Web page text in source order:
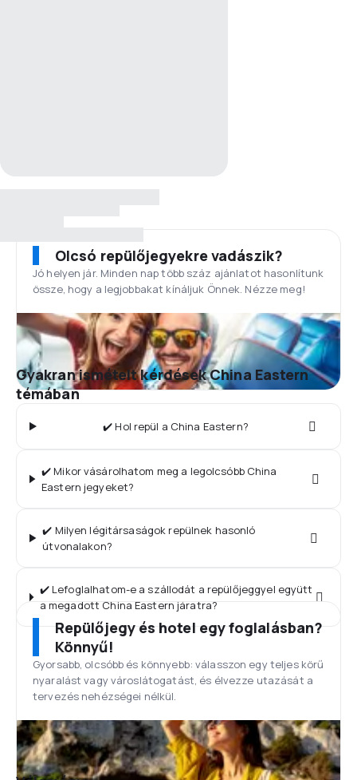
Olcsó repülőjegyekre vadászik?
Jó helyen jár. Minden nap több száz ajánlatot hasonlítunk
össze, hogy a legjobbakat kínáljuk Önnek. Nézze meg!
Gyakran ismételt kérdések China Eastern
témában
✔️ Hol repül a China Eastern?
✔️ Mikor vásárolhatom meg a legolcsóbb China
Eastern jegyeket?
✔️ Milyen légitársaságok repülnek hasonló
útvonalakon?
✔️ Lefoglalhatom-e a szállodát a repülőjeggyel együtt
a megadott China Eastern járatra?
Repülőjegy és hotel egy foglalásban?
Könnyű!
Gyorsabb, olcsóbb és könnyebb: válasszon egy teljes körű
nyaralást vagy városlátogatást, és élvezze utazását a
tervezés nehézségei nélkül.